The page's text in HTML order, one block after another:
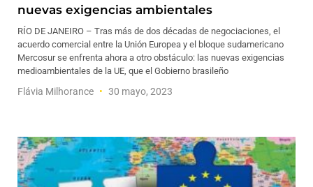
nuevas exigencias ambientales
RÍO DE JANEIRO – Tras más de dos décadas de negociaciones, el
acuerdo comercial entre la Unión Europea y el bloque sudamericano
Mercosur se enfrenta ahora a otro obstáculo: las nuevas exigencias
medioambientales de la UE, que el Gobierno brasileño
Flávia Milhorance 30 mayo, 2023